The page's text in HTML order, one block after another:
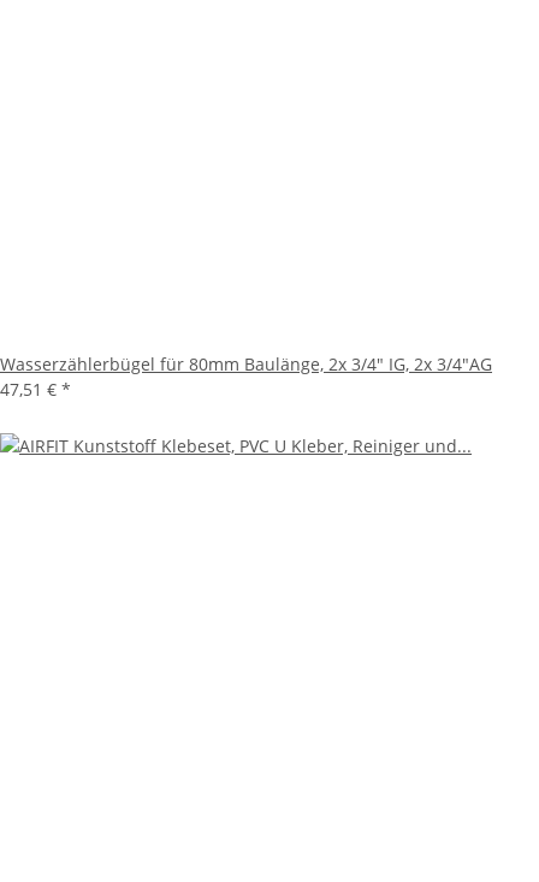
Wasserzählerbügel für 80mm Baulänge, 2x 3/4" IG, 2x 3/4"AG
47,51 € *